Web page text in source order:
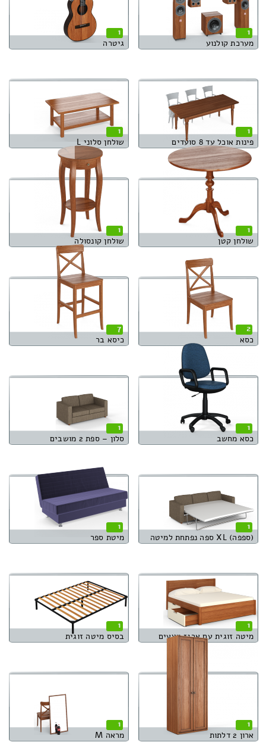
1
מערכת קולנוע
1
גיטרה
1
פינות אוכל עד 8 סועדים
1
שולחן סלוני L
1
שולחן קטן
1
שולחן קונסולה
2
כסא
7
כיסא בר
1
כסא מחשב
1
סלון – ספת 2 מושבים
1
(ספפה) XL ספה נפתחת למיטה
1
מיטת ספר
1
מיטה זוגית עם ארגז מצעים
1
בסיס מיטה זוגית
1
ארון 2 דלתות
1
מראה M